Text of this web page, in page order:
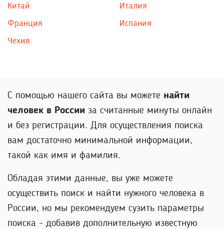
Китай
Франция
Чехия
Италия
Испания
С помощью нашего сайта вы можете найти
человек в России за считанные минуты онлайн
и без регистрации. Для осуществления поиска
вам достаточно минимальной информации,
такой как имя и фамилия.
Обладая этими данные, вы уже можете
осуществить поиск и найти нужного человека в
России, но мы рекомендуем сузить параметры
поиска - добавив дополнительную известную